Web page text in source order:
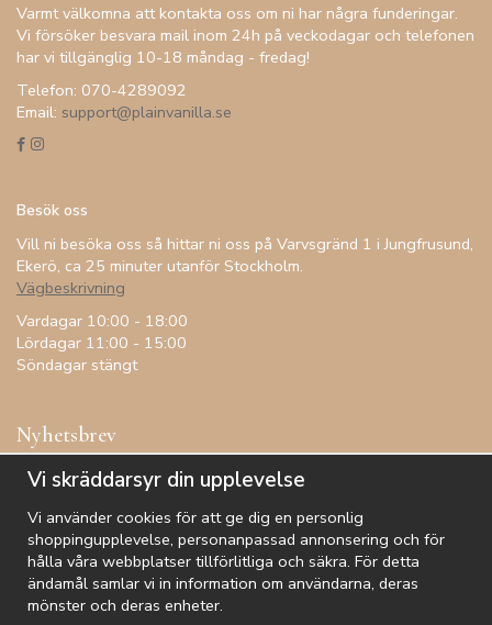
Varmt välkomna att kontakta oss om ni har några funderingar.
Vi försöker besvara mail inom 24h på veckodagar och telefonen
har vi tillgänglig 10-18 måndag - fredag!
Telefon: 070-4289092
Email: support@plainvanilla.se
Besök oss
Vill ni besöka oss så hittar ni oss på Varvsgränd 1 i Jungfrusund,
Ekerö, ca 25 minuter utanför Stockholm.
Vägbeskrivning
Vardagar 10:00 - 18:00
Lördagar 11:00 - 15:00
Söndagar stängt
Nyhetsbrev
Få inspiration, förtur till kampanjer, specialerbjudanden och
De uppgifter du matar in kommer endast användas till våra nyhetsbrev.
Vi skräddarsyr din upplevelse
Vi använder cookies för att ge dig en personlig
shoppingupplevelse, personanpassad annonsering och för
hålla våra webbplatser tillförlitliga och säkra. För detta
ändamål samlar vi in information om användarna, deras
mönster och deras enheter.